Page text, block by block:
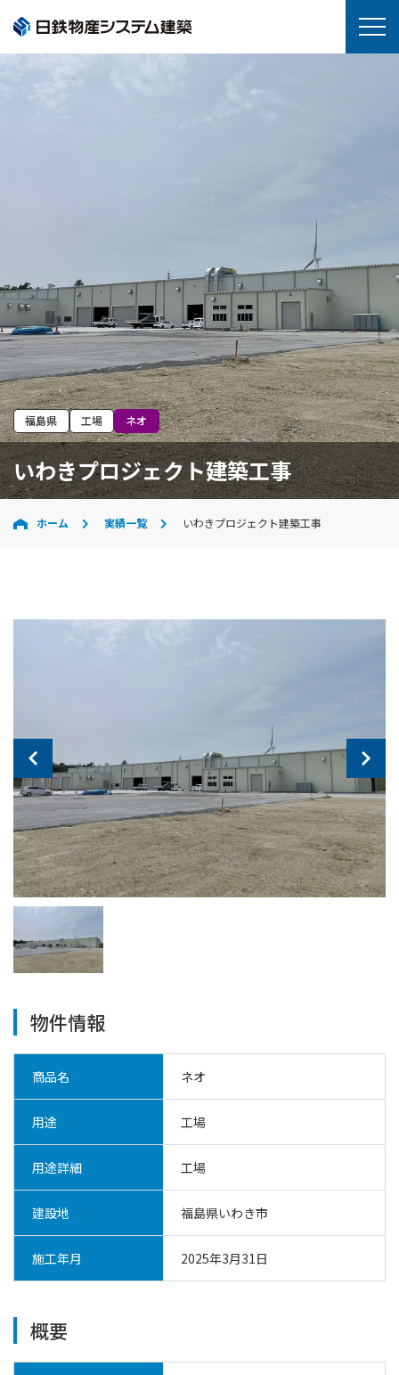
福島県 工場 ネオ
いわきプロジェクト建築工事
ホーム 実績一覧 いわきプロジェクト建築工事
物件情報
商品名 ネオ
用途 工場
用途詳細 工場
建設地 福島県いわき市
施工年月 2025年3月31日
概要